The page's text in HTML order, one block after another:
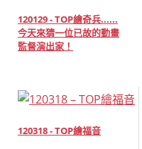
120129 - TOP繪奇兵......
今天來猜一位已故的動畫
監督演出家！
120318 - TOP繪福音